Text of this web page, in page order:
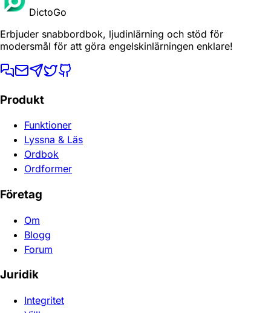
DictoGo
Erbjuder snabbordbok, ljudinlärning och stöd för
modersmål för att göra engelskinlärningen enklare!
Produkt
Funktioner
Lyssna & Läs
Ordbok
Ordformer
Företag
Om
Blogg
Forum
Juridik
Integritet